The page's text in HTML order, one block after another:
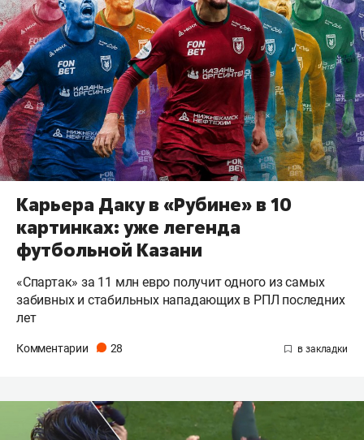
Карьера Даку в «Рубине» в 10
картинках: уже легенда
футбольной Казани
«Спартак» за 11 млн евро получит одного из самых
забивных и стабильных нападающих в РПЛ последних
лет
Комментарии 28